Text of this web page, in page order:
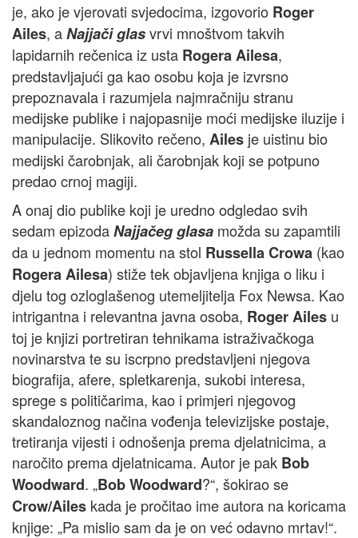
je, ako je vjerovati svjedocima, izgovorio Roger
Ailes, aNajjači glasvrvi mnoštvom takvih
lapidarnih rečenica iz usta Rogera Ailesa,
predstavljajući ga kao osobu koja je izvrsno
prepoznavala i razumjela najmračniju stranu
medijske publike i najopasnije moći medijske iluzije i
manipulacije. Slikovito rečeno, Ailes je uistinu bio
medijski čarobnjak, ali čarobnjak koji se potpuno
predao crnoj magiji.
A onaj dio publike koji je uredno odgledao svih
sedam epizodaNajjačeg glasa možda su zapamtili
da u jednom momentu na stol Russella Crowa (kao
Rogera Ailesa) stiže tek objavljena knjiga o liku i
djelu tog ozloglašenog utemeljitelja Fox Newsa. Kao
intrigantna i relevantna javna osoba, Roger Ailes u
toj je knjizi portretiran tehnikama istraživačkoga
novinarstva te su iscrpno predstavljeni njegova
biografija, afere, spletkarenja, sukobi interesa,
sprege s političarima, kao i primjeri njegovog
skandaloznog načina vođenja televizijske postaje,
tretiranja vijesti i odnošenja prema djelatnicima, a
naročito prema djelatnicama. Autor je pak Bob
Woodward. „Bob Woodward?“, šokirao se
Crow/Ailes kada je pročitao ime autora na koricama
knjige: „Pa mislio sam da je on već odavno mrtav!“.